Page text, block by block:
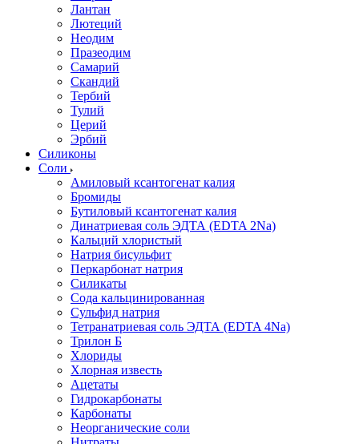
Лантан
Лютеций
Неодим
Празеодим
Самарий
Скандий
Тербий
Тулий
Церий
Эрбий
Силиконы
Соли
Амиловый ксантогенат калия
Бромиды
Бутиловый ксантогенат калия
Динатриевая соль ЭДТА (EDTA 2Na)
Кальций хлористый
Натрия бисульфит
Перкарбонат натрия
Силикаты
Сода кальцинированная
Сульфид натрия
Тетранатриевая соль ЭДТА (EDTA 4Na)
Трилон Б
Хлориды
Хлорная известь
Ацетаты
Гидрокарбонаты
Карбонаты
Неорганические соли